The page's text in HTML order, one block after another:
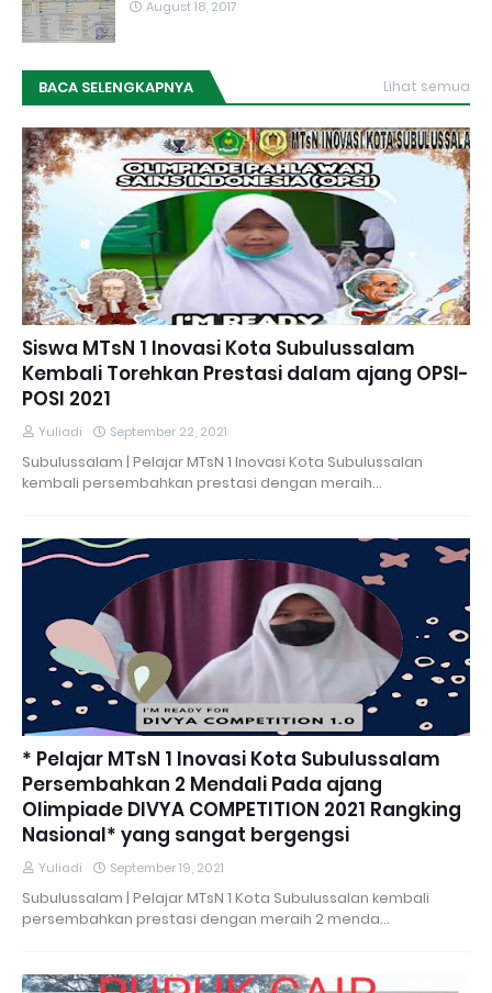
August 18, 2017
BACA SELENGKAPNYA Lihat semua
Siswa MTsN 1 Inovasi Kota Subulussalam
Kembali Torehkan Prestasi dalam ajang OPSI-
POSI 2021
Yuliadi September 22, 2021
Subulussalam | Pelajar MTsN 1 Inovasi Kota Subulussalan
kembali persembahkan prestasi dengan meraih…
* Pelajar MTsN 1 Inovasi Kota Subulussalam
Persembahkan 2 Mendali Pada ajang
Olimpiade DIVYA COMPETITION 2021 Rangking
Nasional* yang sangat bergengsi
Yuliadi September 19, 2021
Subulussalam | Pelajar MTsN 1 Kota Subulussalan kembali
persembahkan prestasi dengan meraih 2 menda…